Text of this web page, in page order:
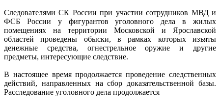
Следователями СК России при участии сотрудников МВД и
ФСБ России у фигурантов уголовного дела в жилых
помещениях на территории Московской и Ярославской
областей проведены обыски, в рамках которых изъяты
денежные средства, огнестрельное оружие и другие
предметы, интересующие следствие.
В настоящее время продолжается проведение следственных
действий, направленных на сбор доказательственной базы.
Расследование уголовного дела продолжается